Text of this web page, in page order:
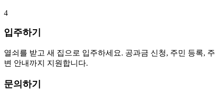
4
입주하기
열쇠를 받고 새 집으로 입주하세요. 공과금 신청, 주민 등록, 주
변 안내까지 지원합니다.
문의하기